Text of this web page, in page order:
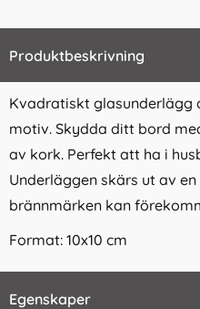
Produktbeskrivning
Kvadratiskt glasunderlägg
motiv. Skydda ditt bord
av kork. Perfekt att ha i
Underläggen skärs ut av
brännmärken kan
Format: 10x10 cm
Egenskaper